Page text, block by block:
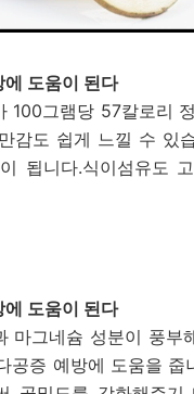
도움이 된다
100그램당 57칼로리
감도 쉽게 느낄 수 있
됩니다.식이섬유도
도움이 된다
마그네슘 성분이 풍부
공증 예방에 도움을 줍